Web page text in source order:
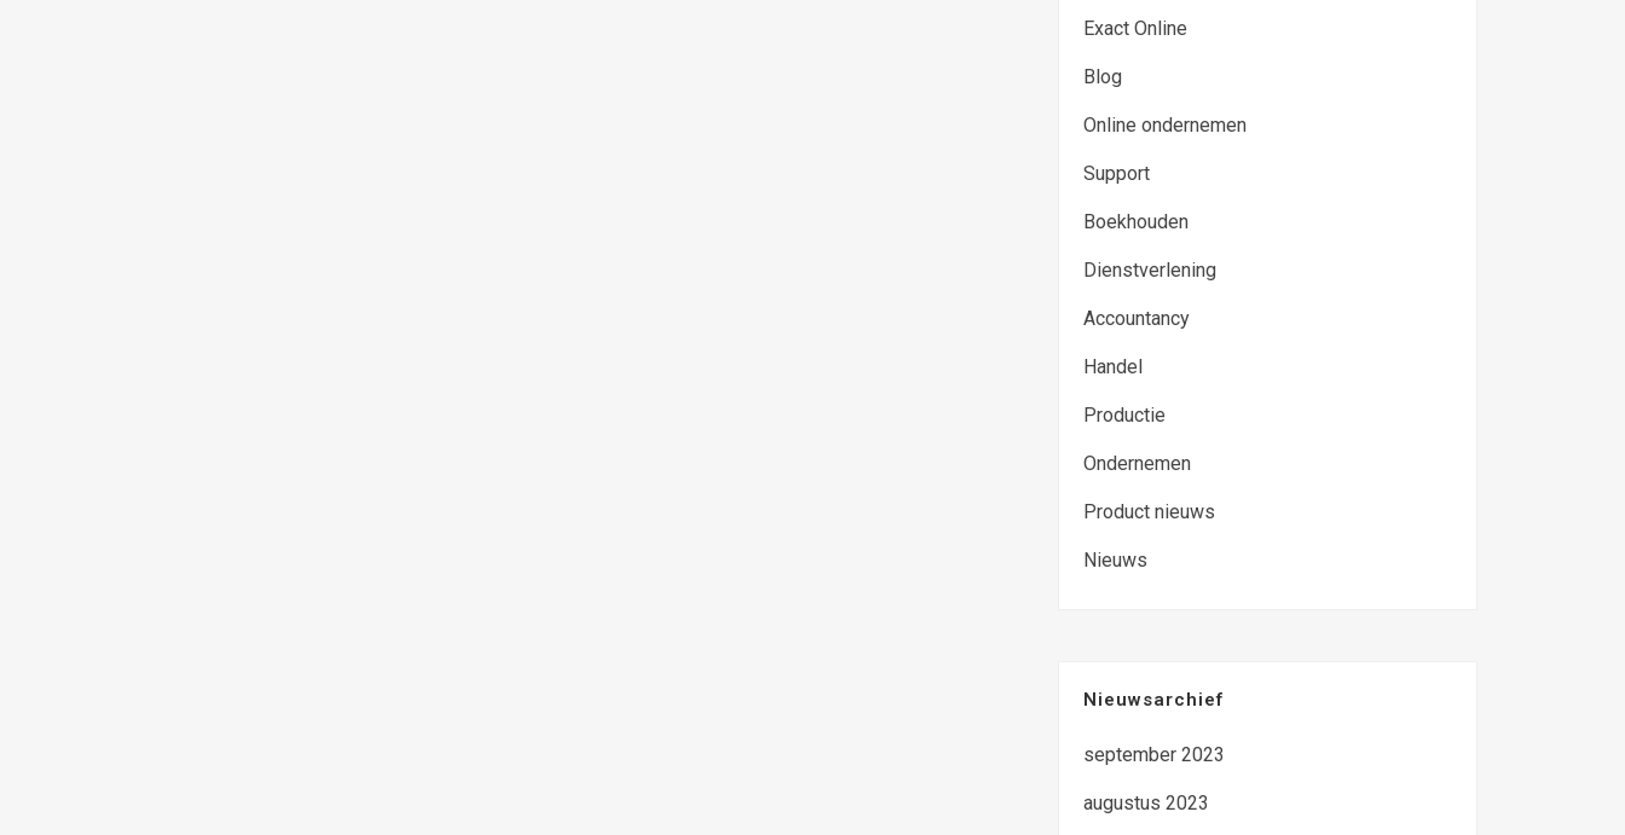
Exact Online
Blog
Online ondernemen
Support
Boekhouden
Dienstverlening
Accountancy
Handel
Productie
Ondernemen
Product nieuws
Nieuws
Nieuwsarchief
september 2023
augustus 2023